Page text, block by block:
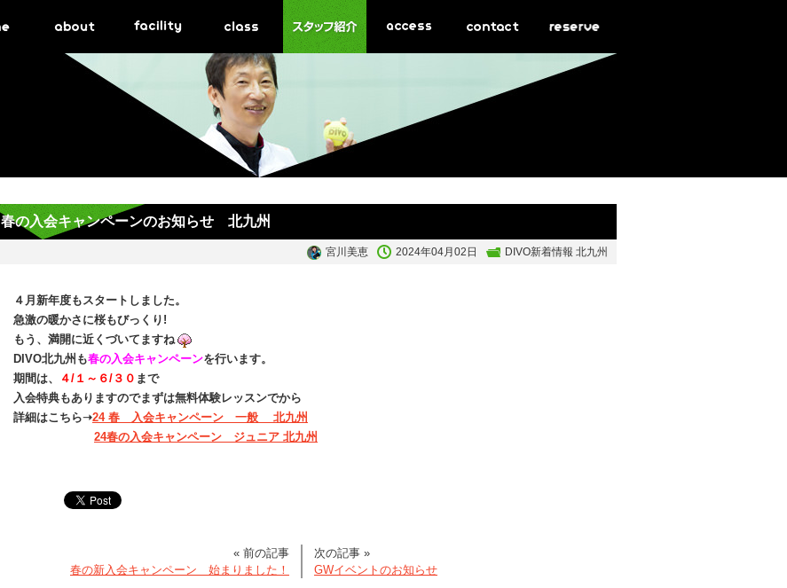
春の入会キャンペーンのお知らせ 北九州
宮川美恵 2024年04月02日 DIVO新着情報 北九州
４月新年度もスタートしました。
急激の暖かさに桜もびっくり!
もう、満開に近くづいてますね
DIVO北九州も春の入会キャンペーンを行います。
期間は、
４/１～６/３０ まで
入会特典もありますのでまずは無料体験レッスンでから
詳細はこちら➝24 春 入会キャンペーン 一般 北九州
24春の入会キャンペーン ジュニア 北九州
« 前の記事
春の新入会キャンペーン 始まりました！
次の記事 »
GWイベントのお知らせ